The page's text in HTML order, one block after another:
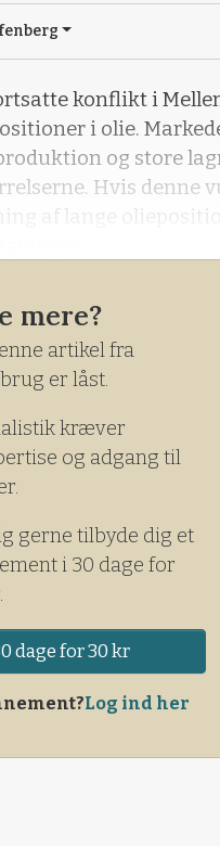
konflikt i
i olie.
og store
Hvis denne
af lange
mere?
artikel fra
er låst.
kræver
og adgang til
gerne tilbyde dig et
i 30 dage for
dage for 30 kr
Log ind her